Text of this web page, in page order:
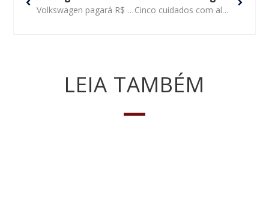
Volkswagen pagará R$ 1,1 bilhão a consumidores que compraram Amarok Cinco cuidados com aluguel de imóveis por temporadas
LEIA TAMBÉM